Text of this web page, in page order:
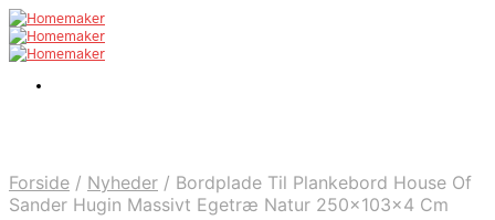
Forside / Nyheder / Bordplade Til Plankebord House Of
Sander Hugin Massivt Egetræ Natur 250x103x4 Cm